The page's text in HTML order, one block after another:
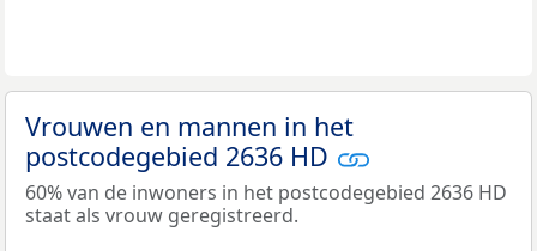
Vrouwen en mannen in het
postcodegebied 2636 HD
60% van de inwoners in het postcodegebied 2636 HD
staat als vrouw geregistreerd.